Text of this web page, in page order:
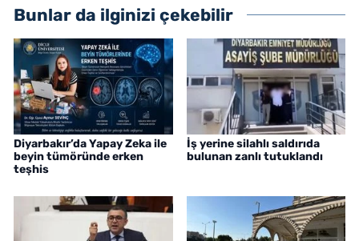
Bunlar da ilginizi çekebilir
Diyarbakır’da Yapay Zeka ile
beyin tümöründe erken
teşhis
İş yerine silahlı saldırıda
bulunan zanlı tutuklandı